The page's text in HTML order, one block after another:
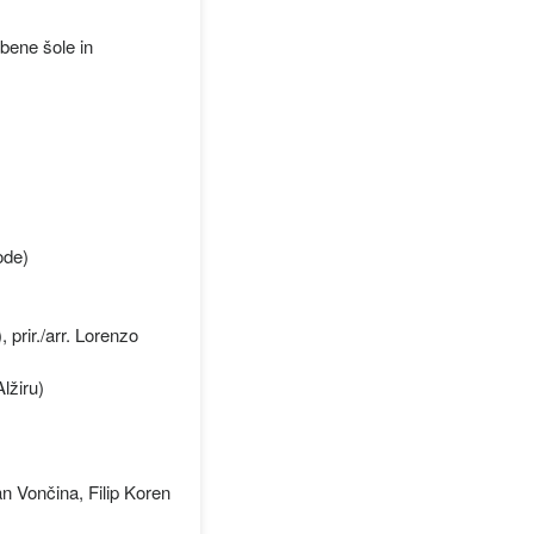
šole in
prir./arr. Lorenzo
Vončina, Filip Koren